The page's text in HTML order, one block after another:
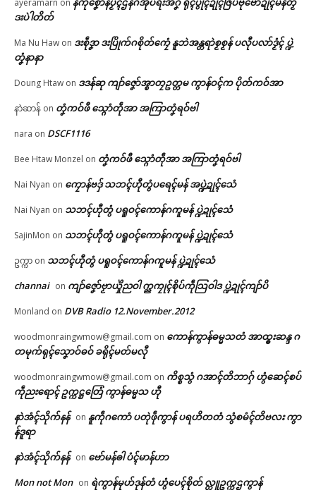
ညးဒါန်လိက်
ဗွဳဒဳယဵု
ကေတ်အဆက်
© ဌာန်ပရိုၚ်ဗၠးၜးမန်
ပေါဲရုဲမာဲ ဒပ်ပၞာန်ဗၟာကၠောန် တုဲဒှ်
အာတုဲ …..
January 28, 2026
In "လညာတ်ပါ်ပါဲ"
တၠအဝဵုပၞာန် မဂြောပ်လဝ်ကယျိုၚ်
May 19, 2026
In "လိက်ပရေၚ်"
ဝန်ဇၞော်ပရေၚ်ဍုၚ်သ္အာၚ်သေံ ဆဵု
ကဵုသမ္မတတၟိဍုၚ်ဗၟာဂှ် မူအကာဲအ
ရာတၟေၚ်ရော (၁)
In "လိက်ပရေၚ်"
ayeramarn on
ဒးပဲါတိတ်
Ma Nu Haw on ဒးစဵုဒၞာ ဒးပြိုက်ဂစိုတ်ကၠေံ နူဘဲအန္တရာဲစၟစၟန် ပလီုပလာ်ဒၟံၚ် ပ္ဍဲ
တၞံနာနာ
Doung Htaw on ဒဒန်ဆု ကျာ်ဇၞော်အ္စာတၠဥတ္တမ ကွာန်ဝၚ်က ပိုတ်ကဝ်အာ
နာဲဆာန် on တၞံကဝ်ဖီ သ္ဂောံတဵုအာ အကြာတၞံရဝ်ဗါ
nara on DSCF1116
Bee Htaw Monzel on တၞံကဝ်ဖီ သ္ဂောံတဵုအာ အကြာတၞံရဝ်ဗါ
Nai Nyan on ကၠောန်ဗဒှ် သဘၚ်ဟီုတွံပရေၚ်မန် အပ္ဍဲဍုၚ်သေံ
Nai Nyan on သဘၚ်ဟီုတွံ ပရူဝၚ်ကောန်ဂကူမန် ပ္ဍဲဍုၚ်သေံ
SajinMon on သဘၚ်ဟီုတွံ ပရူဝၚ်ကောန်ဂကူမန် ပ္ဍဲဍုၚ်သေံ
ဥက္ကာ on သဘၚ်ဟီုတွံ ပရူဝၚ်ကောန်ဂကူမန် ပ္ဍဲဍုၚ်သေံ
channai on ကျာ်ဇၞော်ဗၟာယှိုဲညဝါ က္ညကၠုၚ်စိုပ်ကဵုသြဝါဒ ပ္ဍဲဍုၚ်ကျာ်ပိ
Monland on DVB Radio 12.November.2012
woodmonraingwmow@gmail.com on ကောန်ကွာန်ဓမ္မသတံ အာထ္ၜးဆန္ဒ ဂ
တမုက်ရုၚ်သၞောဝ်ဓဝ် ခရိုၚ်မတ်မလီု
woodmonraingwmow@gmail.com on ကိစ္စသွံ ဂအာၚ်တိဘာဂှ် ဟွံဆေၚ်စပ်
ကဵုညးရောၚ် ဥက္ကဋ္ဌတြေံ ကွာန်ဓမ္မသ ဟီု
နာဲအံၚ်သိုက်နန် on နူကဵုဂကောံ ပတုဲဖဵုကွာန် ပရဟိတတံ သွံစမံၚ်တိဗလး ကွာ
န်ဒူရာ
နာဲအံၚ်သိုက်နန် on ဗော်မန်ၜါ ပံၚ်မာန်ဟာ
Mon not Mon on ရဲကွာန်မုဟ်ဒုန်တံ ဟွံပေၚ်စိုတ် လ္တူဥက္ကဌကွာန်